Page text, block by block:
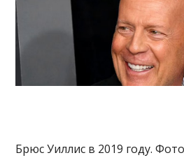
Брюс Уиллис в 2019 году.